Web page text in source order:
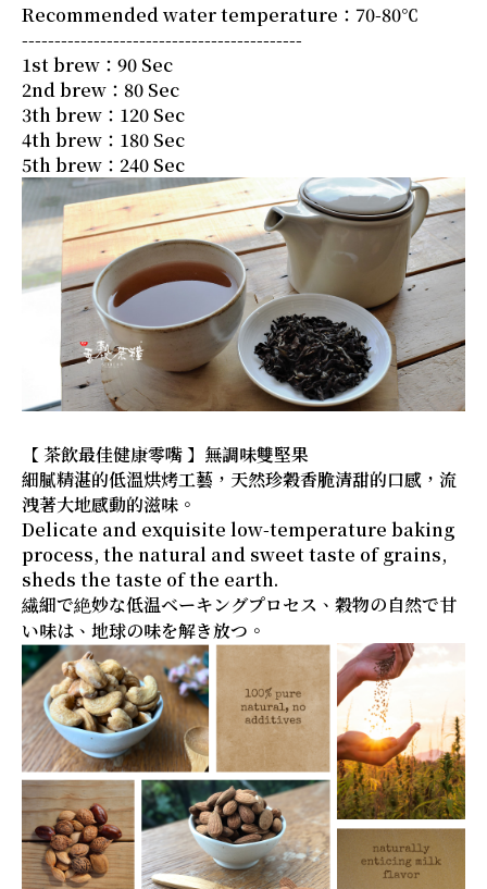
Recommended water temperature：70-80℃
-------------------------------------------
1st brew：90 Sec
2nd brew：80 Sec
3th brew：120 Sec
4th brew：180 Sec
5th brew：240 Sec
【 茶飲最佳健康零嘴 】無調味雙堅果
細膩精湛的低溫烘烤工藝，天然珍穀香脆清甜的口感，流
洩著大地感動的滋味。
Delicate and exquisite low-temperature baking
process, the natural and sweet taste of grains,
sheds the taste of the earth.
繊細で絶妙な低温ベーキングプロセス、穀物の自然で甘
い味は、地球の味を解き放つ。